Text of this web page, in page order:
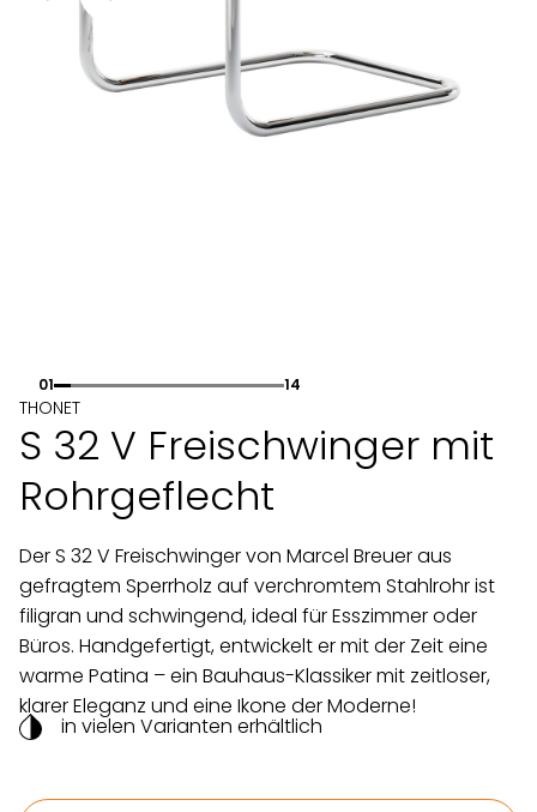
01 14
THONET
S 32 V Freischwinger mit
Rohrgeflecht
Der S 32 V Freischwinger von Marcel Breuer aus
gefragtem Sperrholz auf verchromtem Stahlrohr ist
filigran und schwingend, ideal für Esszimmer oder
Büros. Handgefertigt, entwickelt er mit der Zeit eine
warme Patina – ein Bauhaus-Klassiker mit zeitloser,
klarer Eleganz und eine Ikone der Moderne!
in vielen Varianten erhältlich